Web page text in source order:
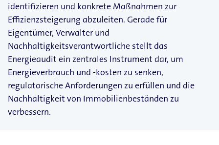
identifizieren und konkrete Maßnahmen zur
Effizienzsteigerung abzuleiten. Gerade für
Eigentümer, Verwalter und
Nachhaltigkeitsverantwortliche stellt das
Energieaudit ein zentrales Instrument dar, um
Energieverbrauch und -kosten zu senken,
regulatorische Anforderungen zu erfüllen und die
Nachhaltigkeit von Immobilienbeständen zu
verbessern.